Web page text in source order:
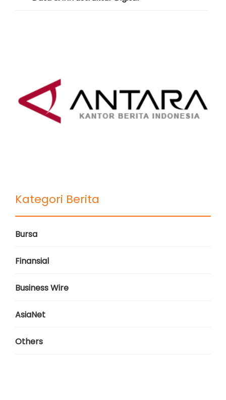
Kategori Berita
Bursa
Finansial
Business Wire
AsiaNet
Others